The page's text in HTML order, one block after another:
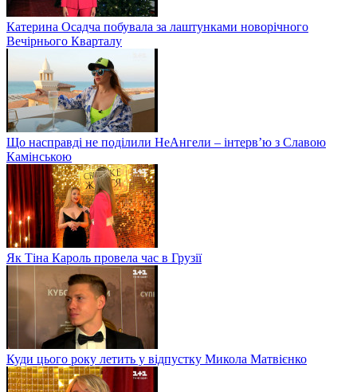
Катерина Осадча побувала за лаштунками новорічного
Вечірнього Кварталу
Що насправді не поділили НеАнгели – інтерв’ю з Славою
Камінською
Як Тіна Кароль провела час в Грузії
Куди цього року летить у відпустку Микола Матвієнко